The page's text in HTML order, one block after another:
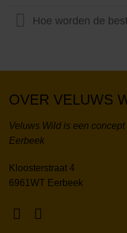
Hoe worden de
OVER VELUWS
Veluws Wild is een
Eerbeek
Kloosterstraat 4
6961WT Eerbeek